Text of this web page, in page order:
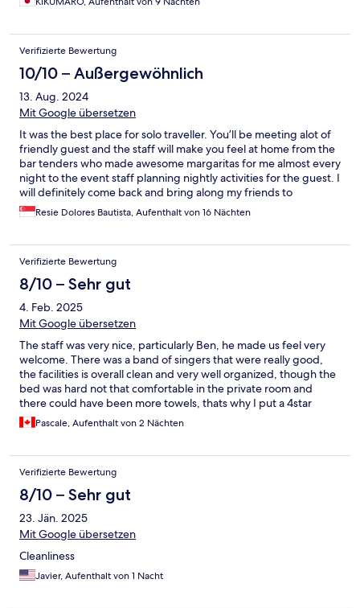
Verifizierte Bewertung
10/10 – Außergewöhnlich
13. Aug. 2024
Mit Google übersetzen
It was the best place for solo traveller. You’ll be meeting alot of
friendly guest and the staff will make you feel at home from the
bar tenders who made awesome margaritas for me almost every
night to the event staff planning nightly activities for the guest. I
will definitely come back and bring along my friends to
experience Phuket with Mad Monkey.
Resie Dolores Bautista, Aufenthalt von 16 Nächten
Verifizierte Bewertung
8/10 – Sehr gut
4. Feb. 2025
Mit Google übersetzen
The staff was very nice, particularly Ben, he made us feel very
welcome. There was a band of singers that were really good,
the facilities is overall clean and very well organized, though the
bed was hard not that comfortable in the private room and
there could have been more towels, thats why I put a 4star
overall, but really good for a hostel
Pascale, Aufenthalt von 2 Nächten
Verifizierte Bewertung
8/10 – Sehr gut
23. Jän. 2025
Mit Google übersetzen
Cleanliness
Javier, Aufenthalt von 1 Nacht